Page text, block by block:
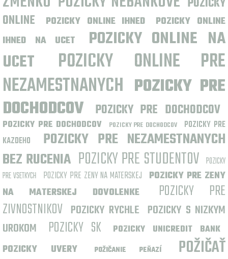
ONLINE
POZICKY ONLINE IHNED
POZICKY ONLINE
IHNED NA UCET
POZICKY ONLINE NA
UCET
POZICKY ONLINE PRE
NEZAMESTNANYCH POZICKY PRE
DOCHODCOV
POZICKY PRE DOCHODCOV
POZICKY PRE DOCHODCOV POZICKY PRE DOCHODCOV
POZICKY PRE
KAZDEHO
POZICKY PRE NEZAMESTNANYCH
BEZ RUCENIA POZICKY PRE STUDENTOV POZICKY
PRE VSETKYCH POZICKY PRE ZENY NA MATERSKEJ POZICKY PRE ZENY
NA MATERSKEJ DOVOLENKE
POZICKY PRE
ZIVNOSTNIKOV POZICKY RYCHLE POZICKY S NIZKYM
UROKOM
POZICKY SK POZICKY UNICREDIT BANK
POZICKY UVERY POŽIČANIE PEŇAZÍ
POŽIČAŤ